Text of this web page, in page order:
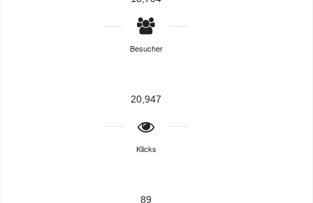
Besucher
20,947
Klicks
89